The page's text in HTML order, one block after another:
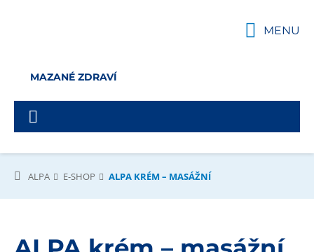
MAZANÉ ZDRAVÍ
MENU
ALPA E-SHOP ALPA KRÉM – MASÁŽNÍ